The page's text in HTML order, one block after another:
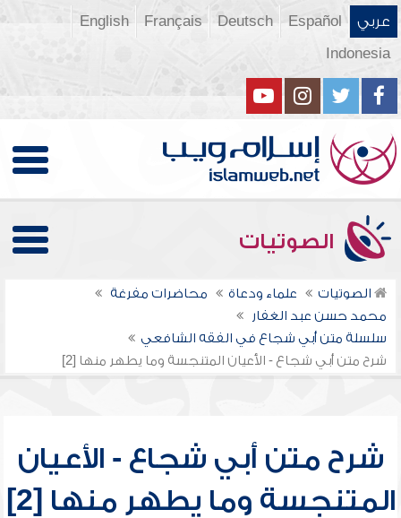
عربي Español
Deutsch
Français
English
Indonesia
الصوتيات
الصوتيات علماء ودعاة
محاضرات مفرغة
محمد حسن عبد الغفار
سلسلة متن أبي شجاع في الفقه الشافعي
شرح متن أبي شجاع - الأعيان المتنجسة وما يطهر منها [2]
شرح متن أبي شجاع - الأعيان
المتنجسة وما يطهر منها [2]